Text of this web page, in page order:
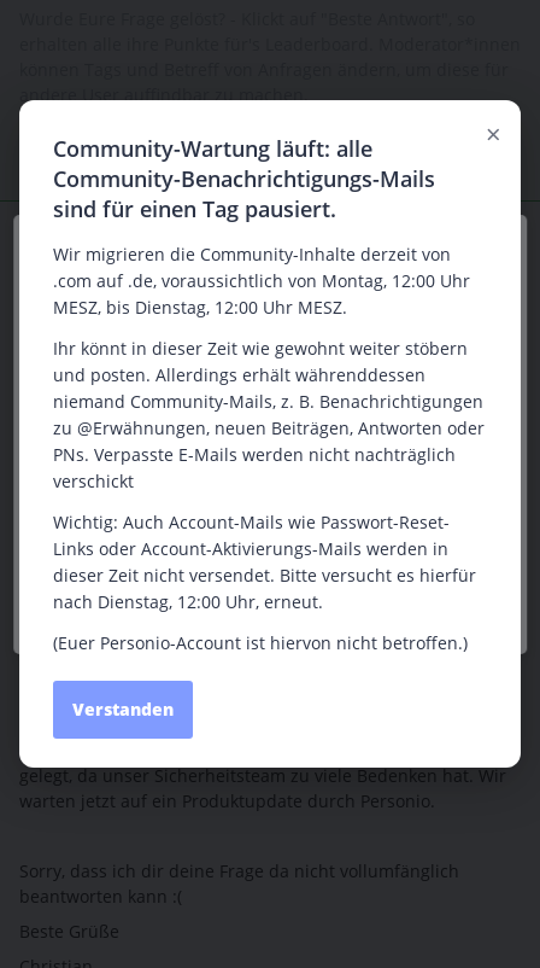
andere User auffindbar zu machen.
CargoKite_Tim Forum|Forum|2 years ago
Hallo@Christian Brandes,
habt ihr mittlerweile eine Möglichkeit gefunden?
Bzw. weißt du, ob bzw. wie man die SMTP Auth mit basic
Authentication für einzelne Accounts in MS365 aktivieren
kann? Leider kommt bisher selbst der Microsoft-Support an
seine Grenzen.
Danke und viele Grüße
Hej Tim,
wir haben das SMTP-Thema bei uns intern erstmal zur Seite
gelegt, da unser Sicherheitsteam zu viele Bedenken hat. Wir
warten jetzt auf ein Produktupdate durch Personio.
Sorry, dass ich dir deine Frage da nicht vollumfänglich
beantworten kann :(
Beste Grüße
×
Community-Wartung läuft: alle
Community-Benachrichtigungs-Mails
sind für einen Tag pausiert.
Wir migrieren die Community-Inhalte derzeit von
.com auf .de, voraussichtlich von Montag, 12:00 Uhr
MESZ, bis Dienstag, 12:00 Uhr MESZ.
Ihr könnt in dieser Zeit wie gewohnt weiter stöbern
und posten. Allerdings erhält währenddessen
niemand Community-Mails, z. B. Benachrichtigungen
zu @Erwähnungen, neuen Beiträgen, Antworten oder
PNs. Verpasste E-Mails werden nicht nachträglich
verschickt
Wichtig: Auch Account-Mails wie Passwort-Reset-
Links oder Account-Aktivierungs-Mails werden in
dieser Zeit nicht versendet. Bitte versucht es hierfür
nach Dienstag, 12:00 Uhr, erneut.
(Euer Personio-Account ist hiervon nicht betroffen.)
Verstanden
Wir verwenden Cookies insbesondere, um Ihr
Nutzungserlebnis auf unserer Website zu verbessern.
Sie helfen uns besser zu verstehen wie unsere
anpassen und Werbung schalten können. Durch
Akzeptieren erklären Sie sich damit einverstanden.
Ihre Einwilligung können Sie jederzeit mit Wirkung für
die Zukunft widerrufen oder ändern.
Akzeptieren
mehr